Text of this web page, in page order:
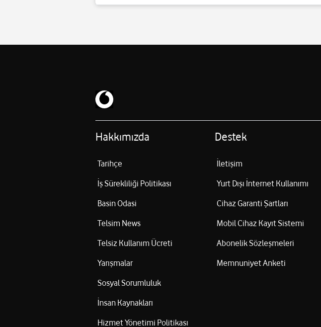
Detaylı bilgi için tıklayınız.
Hakkımızda
Tarihçe
İş Sürekliliği Politikası
Basin Odasi
Telsim News
Telsiz Kullanım Ücreti
Yarışmalar
Sosyal Sorumluluk
İnsan Kaynakları
Hizmet Yönetimi Politikası
Destek
İletişim
Yurt Dışı İnternet Kullanımı
Cihaz Garanti Şartları
Mobil Cihaz Kayıt Sistemi
Abonelik Sözleşmeleri
Memnuniyet Anketi